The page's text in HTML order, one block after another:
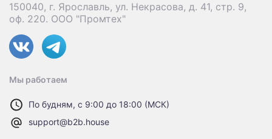
150040, г. Ярославль, ул. Некрасова, д. 41, стр. 9,
оф. 220. ООО "Промтех"
Мы работаем
По будням, с 9:00 до 18:00 (МСК)
support@b2b.house